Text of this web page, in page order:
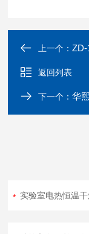
上一个：
返回列表
下一个：华